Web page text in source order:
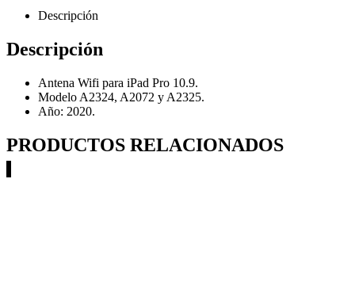
Descripción
Descripción
Antena Wifi para iPad Pro 10.9.
Modelo A2324, A2072 y A2325.
Año: 2020.
PRODUCTOS RELACIONADOS